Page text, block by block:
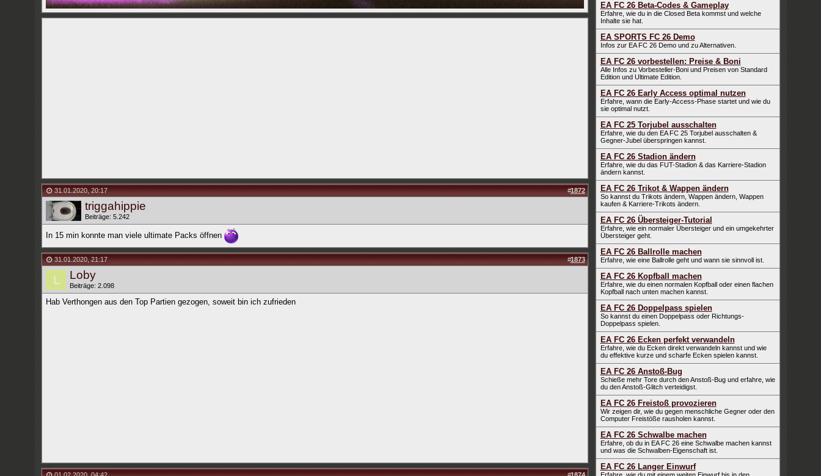
31.01.2020,20:17 #1872
triggahippie
Beiträge: 5.242
In 15 min konnte man viele ultimate Packs öffnen
31.01.2020,21:17 #1873
Loby
Beiträge: 2.098
Hab Verthongen aus den Top Partien gezogen, soweit bin ich zufrieden
EA FC 26 Beta-Codes & Gameplay
Erfahre, wie du in die Closed Beta kommst und welche
Inhalte sie hat.
EA SPORTS FC 26 Demo
Infos zur EA FC 26 Demo und zu Alternativen.
EA FC 26 vorbestellen: Preise & Boni
Alle Infos zu Vorbesteller-Boni und Preisen von Standard
Edition und Ultimate Edition.
EA FC 26 Early Access optimal nutzen
Erfahre, wann die Early-Access-Phase startet und wie du
sie optimal nutzt.
EA FC 25 Torjubel ausschalten
Erfahre, wie du den EA FC 25 Torjubel ausschalten &
Gegner-Jubel überspringen kannst.
EA FC 26 Stadion ändern
Erfahre, wie du das FUT-Stadion & das Karriere-Stadion
ändern kannst.
EA FC 26 Trikot & Wappen ändern
So kannst du Trikots ändern, Wappen ändern, Wappen
kaufen & Karriere-Trikots ändern.
EA FC 26 Übersteiger-Tutorial
Erfahre, wie ein normaler Übersteiger und ein umgekehrter
Übersteiger geht.
EA FC 26 Ballrolle machen
Erfahre, wie eine Ballrolle geht und wann sie sinnvoll ist.
EA FC 26 Kopfball machen
Erfahre, wie du einen normalen Kopfball oder einen flachen
Kopfball nach unten machen kannst.
EA FC 26 Doppelpass spielen
So kannst du einen Doppelpass oder Richtungs-
Doppelpass spielen.
EA FC 26 Ecken perfekt verwandeln
Erfahre, wie du Ecken direkt verwandeln kannst und wie
du effektive kurze und scharfe Ecken spielen kannst.
EA FC 26 Anstoß-Bug
Schieße mehr Tore durch den Anstoß-Bug und erfahre, wie
du den Anstoß-Glitch verteidigst.
EA FC 26 Freistoß provozieren
Wir zeigen dir, wie du gegen menschliche Gegner oder den
Computer Freistöße rausholen kannst.
EA FC 26 Schwalbe machen
Erfahre, ob du in EA FC 26 eine Schwalbe machen kannst
und was die Schwalben-Eigenschaft ist.
EA FC 26 Langer Einwurf